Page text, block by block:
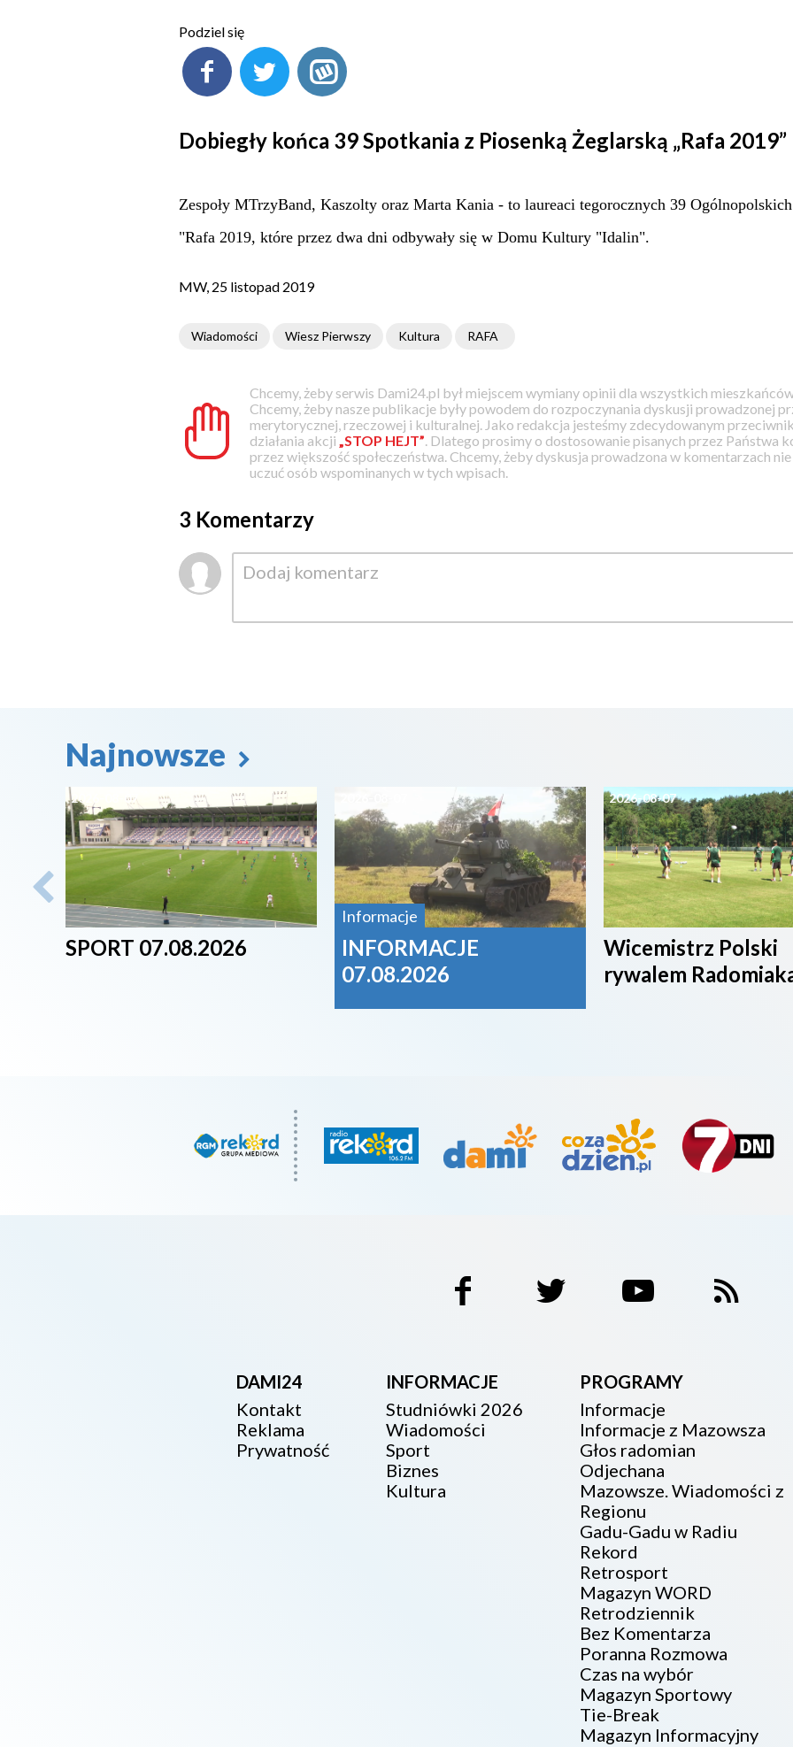
Podziel się
Dobiegły końca 39 Spotkania z Piosenką Żeglarską „Rafa 2019”
Zespoły MTrzyBand, Kaszolty oraz Marta Kania - to laureaci tegorocznych 39
"Rafa 2019, które przez dwa dni odbywały się w Domu Kultury "Idalin".
MW, 25 listopad 2019
Wiadomości Wiesz Pierwszy Kultura RAFA
Chcemy, żeby serwis Dami24.pl był miejscem wymiany opinii dla wszystkich
Chcemy, żeby nasze publikacje były powodem do rozpoczynania dyskusji prowadzonej
merytorycznej, rzeczowej i kulturalnej. Jako redakcja jesteśmy zdecydowanym
działania akcji „STOP HEJT” . Dlatego prosimy o dostosowanie pisanych przez Państwa
przez większość społeczeństwa. Chcemy, żeby dyskusja prowadzona w komentarzach
uczuć osób wspominanych w tych wpisach.
3 Komentarzy
Najnowsze
2026-08-07
SPORT 07.08.2026
Informacje
INFORMACJE
07.08.2026
2026-08-07
Wicemistrz Polski
rywalem
DAMI24
Kontakt
Reklama
Prywatność
INFORMACJE
Studniówki 2026
Wiadomości
Sport
Biznes
Kultura
PROGRAMY
Informacje
Informacje z Mazowsza
Głos radomian
Odjechana
Mazowsze. Wiadomości z
Regionu
Gadu-Gadu w Radiu
Rekord
Retrosport
Magazyn WORD
Retrodziennik
Bez Komentarza
Poranna Rozmowa
Czas na wybór
Magazyn Sportowy
Tie-Break
Magazyn Informacyjny